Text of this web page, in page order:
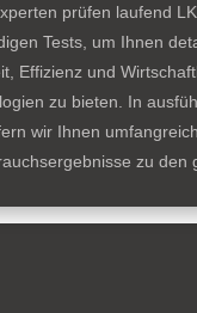
prüfen laufend
Tests, um Ihnen
Effizienz und
zu bieten. In
wir Ihnen
zu den